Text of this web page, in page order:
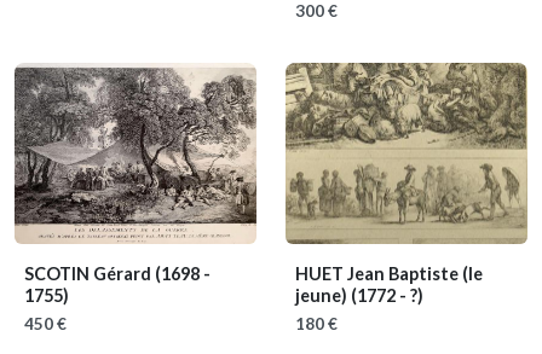
300 €
SCOTIN Gérard (1698 -
1755)
450 €
HUET Jean Baptiste (le
jeune) (1772 - ?)
180 €